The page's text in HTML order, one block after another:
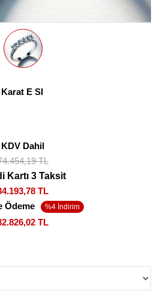
E SI
KDV Dahil
TL
Kartı 3 Taksit
TL
Ödeme
TL